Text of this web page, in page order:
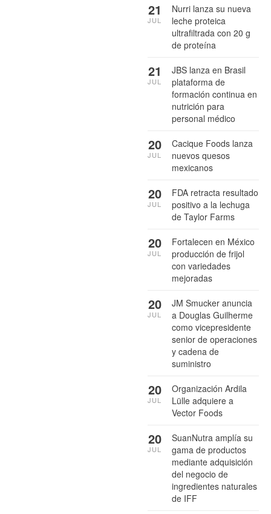
Nurri lanza su nueva
leche proteica
ultrafiltrada con 20 g
de proteína
21
JUL
JBS lanza en Brasil
plataforma de
formación continua en
nutrición para
personal médico
21
JUL
Cacique Foods lanza
nuevos quesos
mexicanos
20
JUL
FDA retracta resultado
positivo a la lechuga
de Taylor Farms
20
JUL
Fortalecen en México
producción de frijol
con variedades
mejoradas
20
JUL
JM Smucker anuncia
a Douglas Guilherme
como vicepresidente
senior de operaciones
y cadena de
suministro
20
JUL
Organización Ardila
Lülle adquiere a
Vector Foods
20
JUL
SuanNutra amplía su
gama de productos
mediante adquisición
del negocio de
ingredientes naturales
de IFF
20
JUL